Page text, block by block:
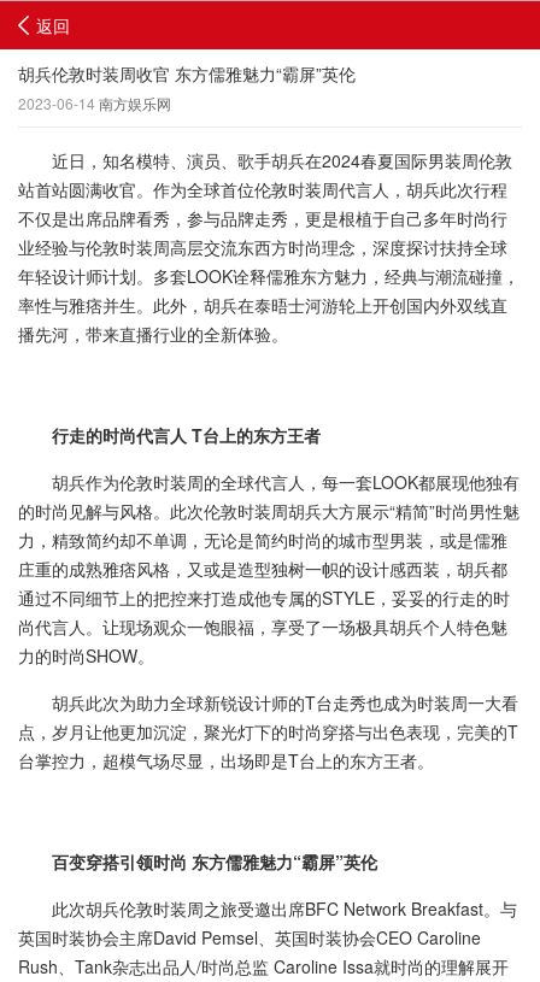
返回
胡兵伦敦时装周收官 东方儒雅魅力“霸屏”英伦
2023-06-14 南方娱乐网
近日，知名模特、演员、歌手胡兵在2024春夏国际男装周伦敦
站首站圆满收官。作为全球首位伦敦时装周代言人，胡兵此次行程
不仅是出席品牌看秀，参与品牌走秀，更是根植于自己多年时尚行
业经验与伦敦时装周高层交流东西方时尚理念，深度探讨扶持全球
年轻设计师计划。多套LOOK诠释儒雅东方魅力，经典与潮流碰撞，
率性与雅痞并生。此外，胡兵在泰晤士河游轮上开创国内外双线直
播先河，带来直播行业的全新体验。
行走的时尚代言人 T台上的东方王者
胡兵作为伦敦时装周的全球代言人，每一套LOOK都展现他独有
的时尚见解与风格。此次伦敦时装周胡兵大方展示“精简”时尚男性魅
力，精致简约却不单调，无论是简约时尚的城市型男装，或是儒雅
庄重的成熟雅痞风格，又或是造型独树一帜的设计感西装，胡兵都
通过不同细节上的把控来打造成他专属的STYLE，妥妥的行走的时
尚代言人。让现场观众一饱眼福，享受了一场极具胡兵个人特色魅
力的时尚SHOW。
胡兵此次为助力全球新锐设计师的T台走秀也成为时装周一大看
点，岁月让他更加沉淀，聚光灯下的时尚穿搭与出色表现，完美的T
台掌控力，超模气场尽显，出场即是T台上的东方王者。
百变穿搭引领时尚 东方儒雅魅力“霸屏”英伦
此次胡兵伦敦时装周之旅受邀出席BFC Network Breakfast。与
英国时装协会主席David Pemsel、英国时装协会CEO Caroline
Rush、Tank杂志出品人/时尚总监 Caroline Issa就时尚的理解展开